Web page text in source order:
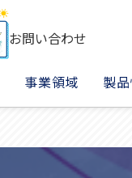
お問い合わせ
事業領域 製